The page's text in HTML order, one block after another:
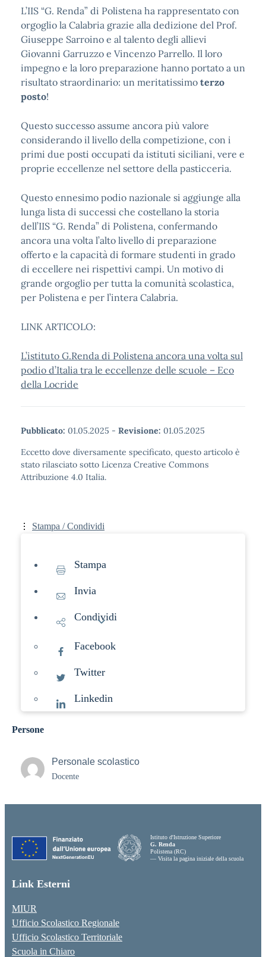
L’IIS “G. Renda” di Polistena ha rappresentato con
orgoglio la Calabria grazie alla dedizione del Prof.
Giuseppe Sarroino e al talento degli allievi
Giovanni Garruzzo e Vincenzo Parrello. Il loro
impegno e la loro preparazione hanno portato a un
risultato straordinario: un meritatissimo terzo
posto!
Questo successo assume ancora più valore
considerando il livello della competizione, con i
primi due posti occupati da istituti siciliani, vere e
proprie eccellenze nel settore della pasticceria.
Questo ennesimo podio nazionale si aggiunge alla
lunga lista di successi che costellano la storia
dell’IIS “G. Renda” di Polistena, confermando
ancora una volta l’alto livello di preparazione
offerto e la capacità di formare studenti in grado
di eccellere nei rispettivi campi. Un motivo di
grande orgoglio per tutta la comunità scolastica,
per Polistena e per l’intera Calabria.
LINK ARTICOLO:
L’istituto G.Renda di Polistena ancora una volta sul
podio d’Italia tra le eccellenze delle scuole – Eco
della Locride
Pubblicato: 01.05.2025 - Revisione: 01.05.2025
Eccetto dove diversamente specificato, questo articolo è
stato rilasciato sotto Licenza Creative Commons
Attribuzione 4.0 Italia.
Stampa / Condividi
Stampa
Invia
Condividi
Facebook
Twitter
Linkedin
Persone
Personale scolastico
Docente
Istituto d'Istruzione Superiore
G. Renda
Polistena (RC)
— Visita la pagina iniziale della scuola
Link Esterni
MIUR
Ufficio Scolastico Regionale
Ufficio Scolastico Territoriale
Scuola in Chiaro